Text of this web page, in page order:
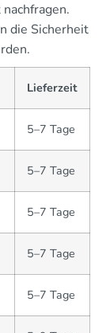
die Sicherheit
Lieferzeit
5–7 Tage
5–7 Tage
5–7 Tage
5–7 Tage
5–7 Tage